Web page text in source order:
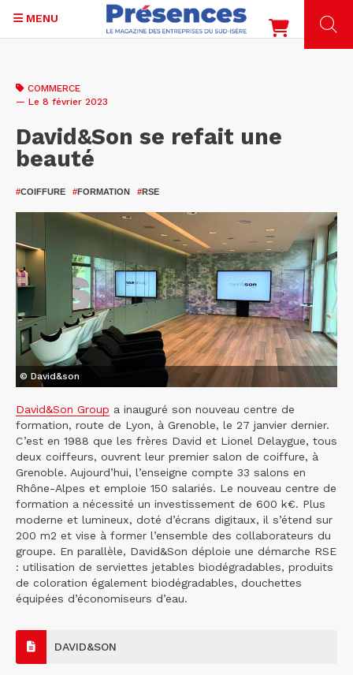
contenu
MENU
COMMERCE
— Le 8 février 2023
David&Son se refait une
beauté
#COIFFURE #FORMATION #RSE
© David&son
David&Son Group a inauguré son nouveau centre de
formation, route de Lyon, à Grenoble, le 27 janvier dernier.
C’est en 1988 que les frères David et Lionel Delaygue, tous
deux coiffeurs, ouvrent leur premier salon de coiffure, à
Grenoble. Aujourd’hui, l’enseigne compte 33 salons en
Rhône-Alpes et emploie 150 salariés. Le nouveau centre de
formation a nécessité un investissement de 600 k€. Plus
moderne et lumineux, doté d’écrans digitaux, il s’étend sur
200 m2 et vise à former l’ensemble des collaborateurs du
groupe. En parallèle, David&Son déploie une démarche RSE
: utilisation de serviettes jetables biodégradables, produits
de coloration également biodégradables, douchettes
équipées d’économiseurs d’eau.
DAVID&SON